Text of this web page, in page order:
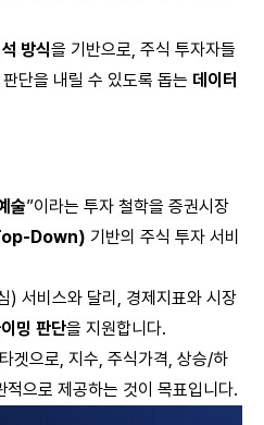
방식을 기반으로, 주식 투자자들
단을 내릴 수 있도록 돕는 데이터
술”이라는 투자 철학을 증권시장
Down) 기반의 주식 투자 서비
서비스와 달리, 경제지표와 시장
밍 판단을 지원합니다.
겟으로, 지수, 주식가격, 상승/하
으로 제공하는 것이 목표입니다.